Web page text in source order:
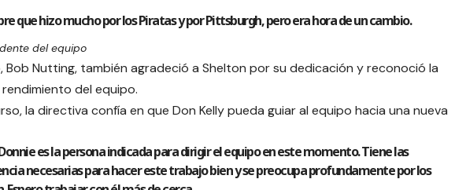
que hizo mucho por los Piratas y por Pittsburgh, pero era hora de un cambio.
del equipo
Bob Nutting, también agradeció a Shelton por su dedicación y reconoció la
del equipo.
la directiva confía en que Don Kelly pueda guiar al equipo hacia una nueva
es la persona indicada para dirigir el equipo en este momento. Tiene las
necesarias para hacer este trabajo bien y se preocupa profundamente por los